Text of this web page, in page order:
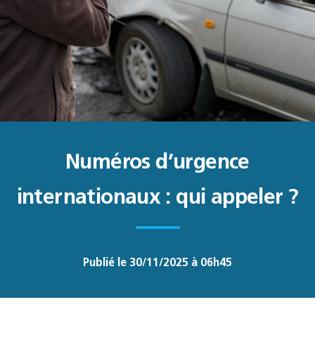
Numéros d’urgence
internationaux : qui appeler ?
Publié le 30/11/2025 à 06h45